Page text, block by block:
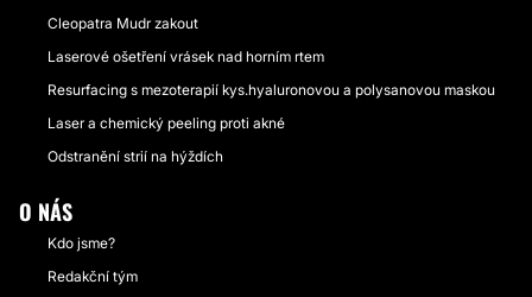
Cleopatra Mudr zakout
Laserové ošetření vrásek nad horním rtem
Resurfacing s mezoterapií kys.hyaluronovou a polysanovou maskou
Laser a chemický peeling proti akné
Odstranění strií na hýždích
O NÁS
Kdo jsme?
Redakční tým